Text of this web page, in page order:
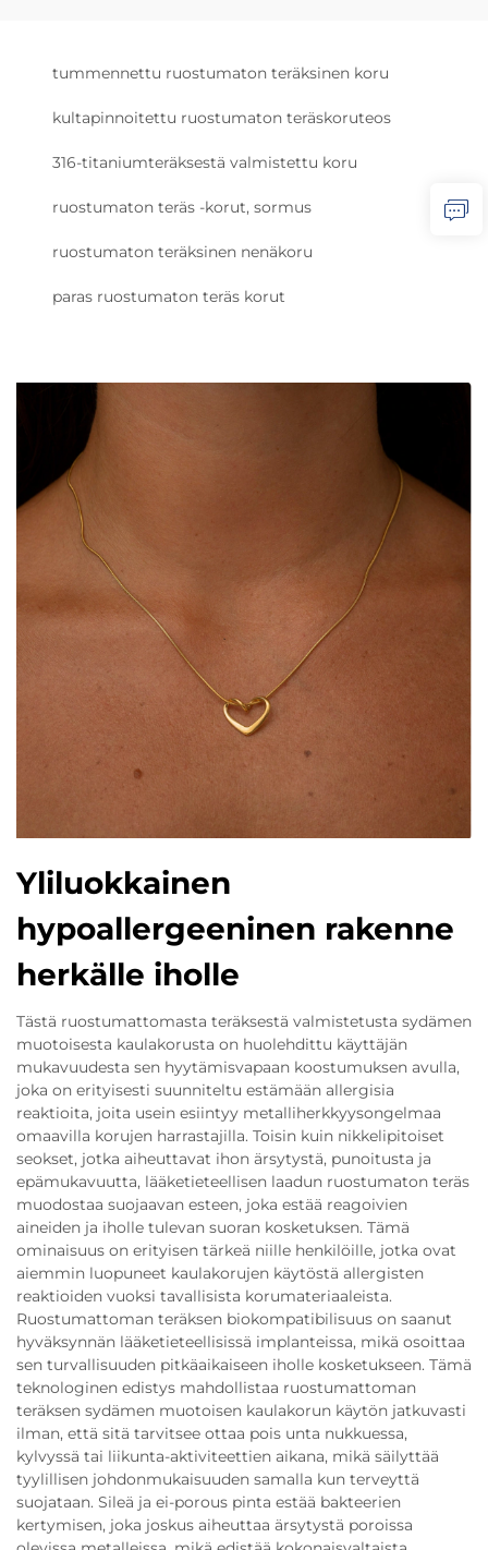
tummennettu ruostumaton teräksinen koru
kultapinnoitettu ruostumaton teräskoruteos
316-titaniumteräksestä valmistettu koru
ruostumaton teräs -korut, sormus
ruostumaton teräksinen nenäkoru
paras ruostumaton teräs korut
Yliluokkainen
hypoallergeeninen rakenne
herkälle iholle
Tästä ruostumattomasta teräksestä valmistetusta sydämen
muotoisesta kaulakorusta on huolehdittu käyttäjän
mukavuudesta sen hyytämisvapaan koostumuksen avulla,
joka on erityisesti suunniteltu estämään allergisia
reaktioita, joita usein esiintyy metalliherkkyysongelmaa
omaavilla korujen harrastajilla. Toisin kuin nikkelipitoiset
seokset, jotka aiheuttavat ihon ärsytystä, punoitusta ja
epämukavuutta, lääketieteellisen laadun ruostumaton teräs
muodostaa suojaavan esteen, joka estää reagoivien
aineiden ja iholle tulevan suoran kosketuksen. Tämä
ominaisuus on erityisen tärkeä niille henkilöille, jotka ovat
aiemmin luopuneet kaulakorujen käytöstä allergisten
reaktioiden vuoksi tavallisista korumateriaaleista.
Ruostumattoman teräksen biokompatibilisuus on saanut
hyväksynnän lääketieteellisissä implanteissa, mikä osoittaa
sen turvallisuuden pitkäaikaiseen iholle kosketukseen. Tämä
teknologinen edistys mahdollistaa ruostumattoman
teräksen sydämen muotoisen kaulakorun käytön jatkuvasti
ilman, että sitä tarvitsee ottaa pois unta nukkuessa,
kylvyssä tai liikunta-aktiviteettien aikana, mikä säilyttää
tyylillisen johdonmukaisuuden samalla kun terveyttä
suojataan. Sileä ja ei-porous pinta estää bakteerien
kertymisen, joka joskus aiheuttaa ärsytystä poroissa